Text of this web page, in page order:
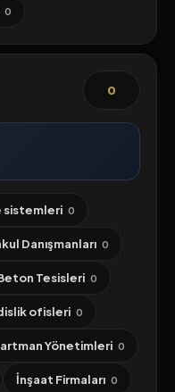
0
0
sistemleri 0
Danışmanları 0
Tesisleri 0
ofisleri 0
Yönetimleri 0
İnşaat Firmaları 0